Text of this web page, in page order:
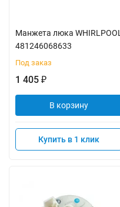
Манжета люка WHIRLPOOL
481246068633
Под заказ
1 405 ₽
В корзину
Купить в 1 клик